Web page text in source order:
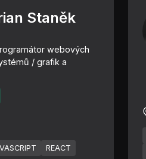
Staněk
webových
/ grafik a
REACT